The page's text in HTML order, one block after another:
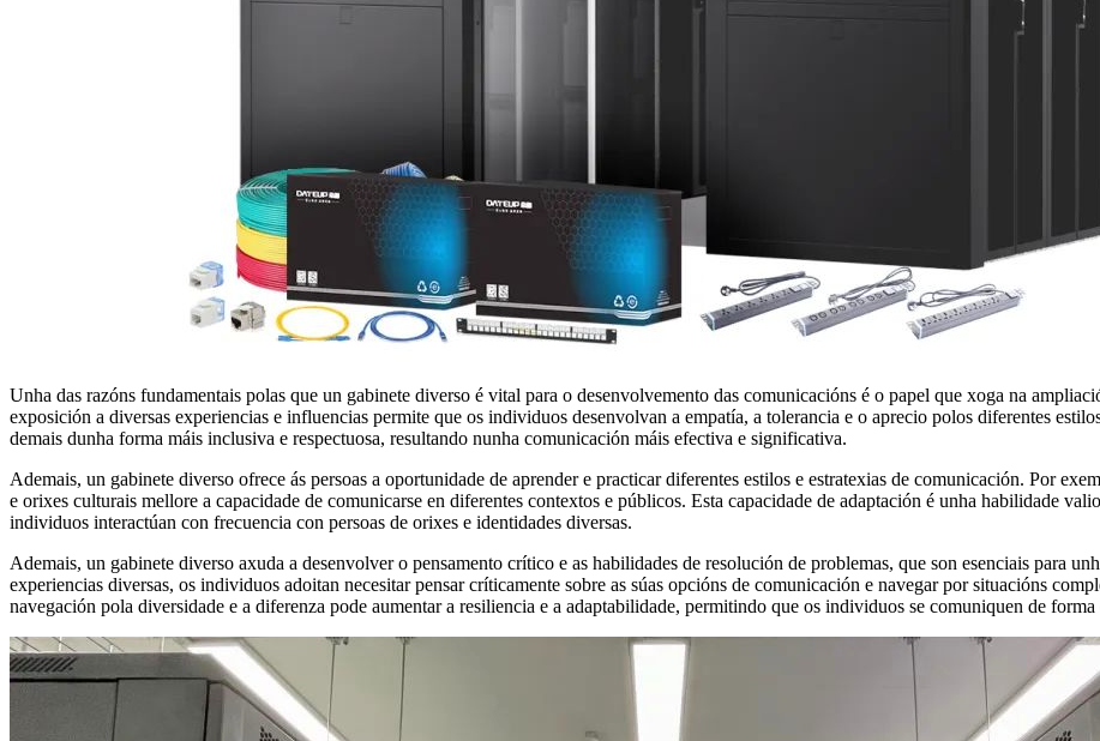
Unha das razóns fundamentais polas que un gabinete diverso é vital para o desenvolvemento das comunicacións é o papel que xoga na
exposición a diversas experiencias e influencias permite que os individuos desenvolvan a empatía, a tolerancia e o aprecio polos diferentes
demais dunha forma máis inclusiva e respectuosa, resultando nunha comunicación máis efectiva e significativa.
Ademais, un gabinete diverso ofrece ás persoas a oportunidade de aprender e practicar diferentes estilos e estratexias de comunicación. Por
e orixes culturais mellore a capacidade de comunicarse en diferentes contextos e públicos. Esta capacidade de adaptación é unha habilidade
individuos interactúan con frecuencia con persoas de orixes e identidades diversas.
Ademais, un gabinete diverso axuda a desenvolver o pensamento crítico e as habilidades de resolución de problemas, que son esenciais para
experiencias diversas, os individuos adoitan necesitar pensar críticamente sobre as súas opcións de comunicación e navegar por situacións
navegación pola diversidade e a diferenza pode aumentar a resiliencia e a adaptabilidade, permitindo que os individuos se comuniquen de